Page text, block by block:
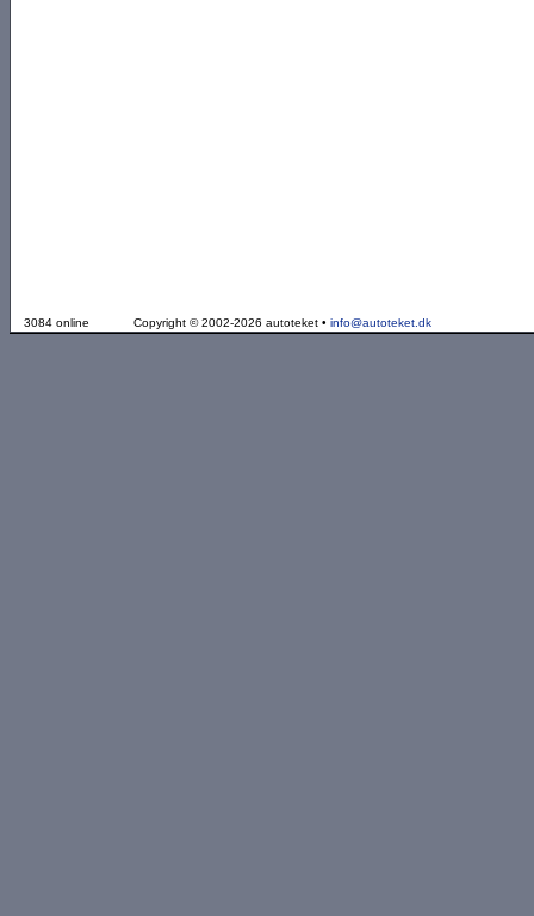
3084 online Copyright © 2002-2026 autoteket • info@autoteket.dk